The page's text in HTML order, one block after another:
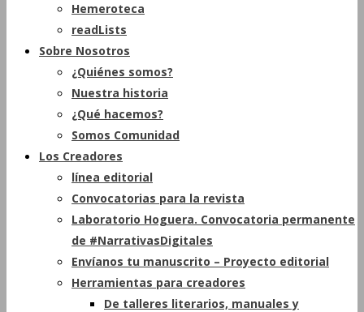
Hemeroteca
readLists
Sobre Nosotros
¿Quiénes somos?
Nuestra historia
¿Qué hacemos?
Somos Comunidad
Los Creadores
línea editorial
Convocatorias para la revista
Laboratorio Hoguera. Convocatoria permanente
de #NarrativasDigitales
Envíanos tu manuscrito – Proyecto editorial
Herramientas para creadores
De talleres literarios, manuales y